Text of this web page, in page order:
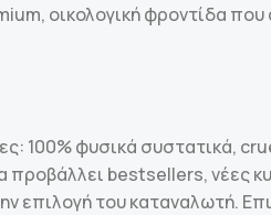
οικολογική φροντίδα
100% φυσικά συστατικά,
προβάλλει bestsellers, νέες
επιλογή του καταναλωτή.